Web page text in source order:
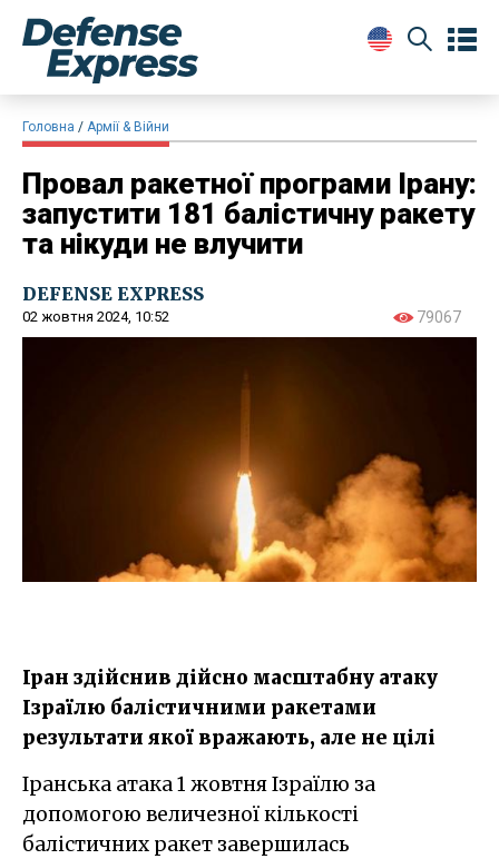
Головна Армії & Війни
Провал ракетної програми Ірану:
запустити 181 балістичну ракету
та нікуди не влучити
DEFENSE EXPRESS
02 жовтня 2024, 10:52 79067
Іран здійснив дійсно масштабну атаку
Ізраїлю балістичними ракетами
результати якої вражають, але не цілі
Іранська атака 1 жовтня Ізраїлю за
допомогою величезної кількості
балістичних ракет завершилась